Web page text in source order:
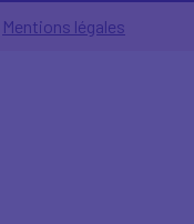
Mentions légales